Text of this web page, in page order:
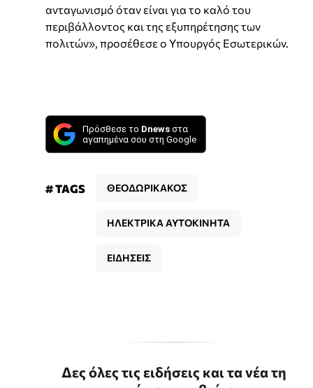
ανταγωνισμό όταν είναι για το καλό του
περιβάλλοντος και της εξυπηρέτησης των
πολιτών», προσέθεσε ο Υπουργός Εσωτερικών.
Πρόσθεσε το Dnews στα
αγαπημένα σου στη Google
# TAGS ΘΕΟΔΩΡΙΚΑΚΟΣ
ΗΛΕΚΤΡΙΚΑ ΑΥΤΟΚΙΝΗΤΑ
ΕΙΔΗΣΕΙΣ
Δες όλες τις ειδήσεις και τα νέα τη